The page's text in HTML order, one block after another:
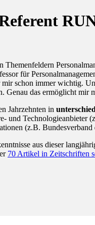
Themenfeldern
für
schon immer wichtig.
Genau das ermöglicht mir
Jahrzehnten in
und Technologieanbieter
(z.B. Bundesverband
aus dieser
70 Artikel in Zeitschriften